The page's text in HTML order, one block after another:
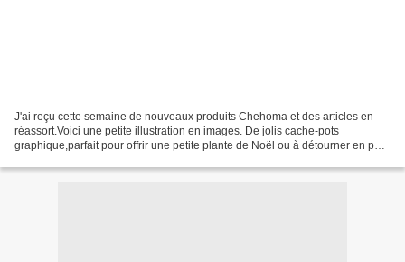
J'ai reçu cette semaine de nouveaux produits Chehoma et des articles en
réassort.Voici une petite illustration en images. De jolis cache-pots
graphique,parfait pour offrir une petite plante de Noël ou à détourner en pot